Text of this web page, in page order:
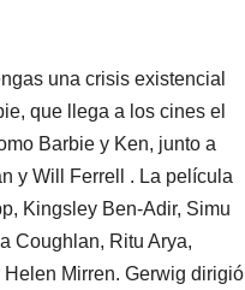
una crisis existencial
que llega a los cines el
Barbie y Ken, junto a
y Will Ferrell . La película
Kingsley Ben-Adir, Simu
Coughlan, Ritu Arya,
Mirren. Gerwig dirigió